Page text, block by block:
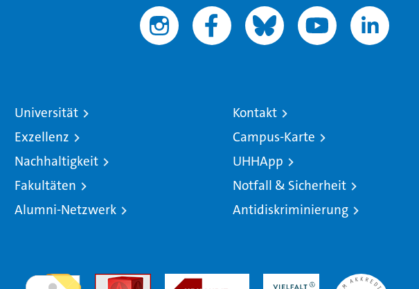
Universität
Exzellenz
Nachhaltigkeit
Fakultäten
Alumni-Netzwerk
Kontakt
Campus-Karte
UHHApp
Notfall & Sicherheit
Antidiskriminierung